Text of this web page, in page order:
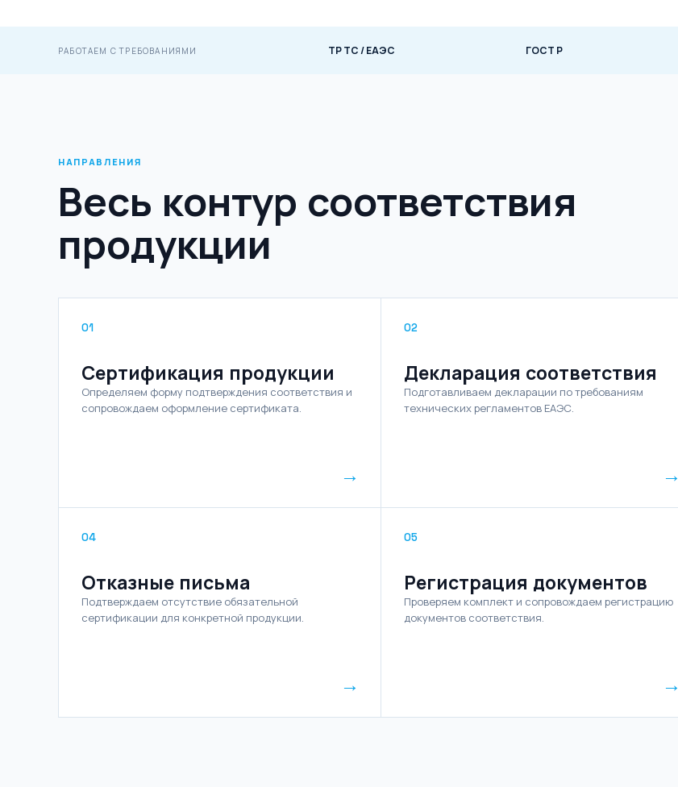
РАБОТАЕМ С ТРЕБОВАНИЯМИ ТР ТС / ЕАЭС ГОСТ Р
НАПРАВЛЕНИЯ
Весь контур соответствия
продукции
01
Сертификация продукции
Определяем форму подтверждения соответствия и
сопровождаем оформление сертификата.
→
02
Декларация соответствия
Подготавливаем декларации по требованиям
технических регламентов ЕАЭС.
→
04
Отказные письма
Подтверждаем отсутствие обязательной
сертификации для конкретной продукции.
→
05
Регистрация документов
Проверяем комплект и сопровождаем регистрацию
документов соответствия.
→